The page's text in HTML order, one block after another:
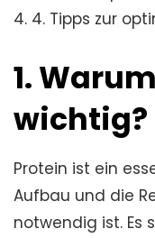
4. Tipps zur
1.
wichtig?
Protein ist ein
Aufbau und die
notwendig ist. Es